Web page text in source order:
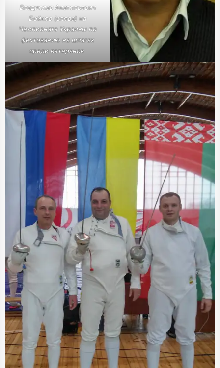
Владислав Анатольевич
Бойков (слева) на
Чемпионате Украины по
фехтованию на шпагах
среди ветеранов